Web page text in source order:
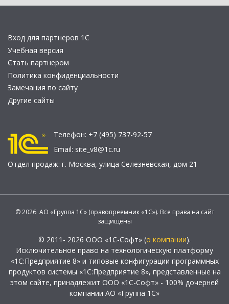
Вход для партнеров 1С
Учебная версия
Стать партнером
Политика конфиденциальности
Замечания по сайту
Другие сайты
Телефон: +7 (495) 737-92-57
Email: site_v8@1c.ru
Отдел продаж: г. Москва, улица Селезнёвская, дом 21
© 2026 АО «Группа 1С» (правопреемник «1С»). Все права на сайт
защищены
© 2011- 2026 ООО «1С-Софт» (о компании).
Исключительное право на технологическую платформу
«1С:Предприятие 8» и типовые конфигурации программных
продуктов системы «1С:Предприятие 8», представленные на
этом сайте, принадлежит ООО «1С-Софт» - 100% дочерней
компании АО «Группа 1С»